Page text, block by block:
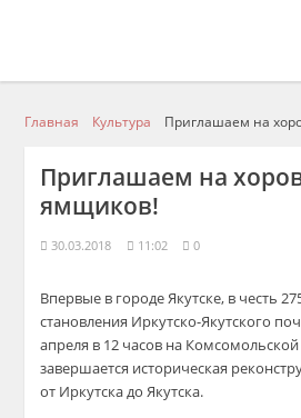
Главная Культура Приглашаем на
Приглашаем на
ямщиков!
30.03.2018 11:02 0
Впервые в городе Якутске, в честь
становления Иркутско-Якутского
апреля в 12 часов на
завершается историческая
от Иркутска до Якутска.